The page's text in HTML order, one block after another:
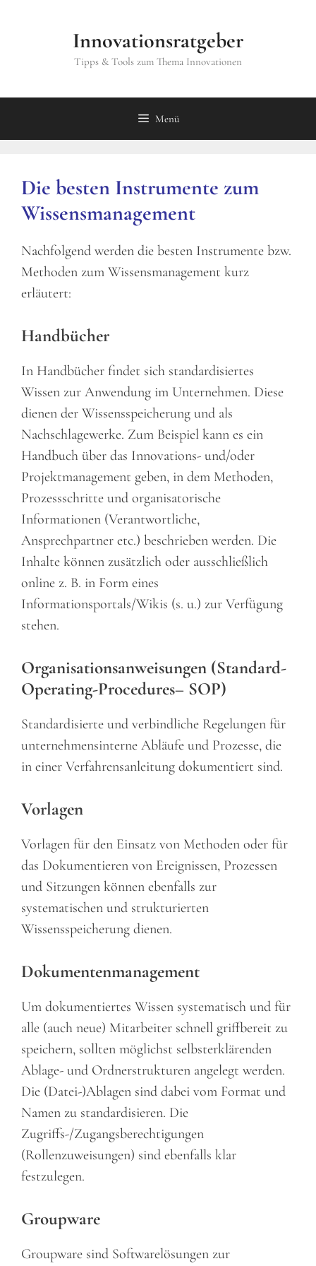
Innovationsratgeber
Tipps & Tools zum Thema Innovationen
Menü
Die besten Instrumente zum
Wissensmanagement
Nachfolgend werden die besten Instrumente bzw.
Methoden zum Wissensmanagement kurz
erläutert:
Handbücher
In Handbücher findet sich standardisiertes
Wissen zur Anwendung im Unternehmen. Diese
dienen der Wissensspeicherung und als
Nachschlagewerke. Zum Beispiel kann es ein
Handbuch über das Innovations- und/oder
Projektmanagement geben, in dem Methoden,
Prozessschritte und organisatorische
Informationen (Verantwortliche,
Ansprechpartner etc.) beschrieben werden. Die
Inhalte können zusätzlich oder ausschließlich
online z. B. in Form eines
Informationsportals/Wikis (s. u.) zur Verfügung
stehen.
Organisationsanweisungen (Standard-
Operating-Procedures– SOP)
Standardisierte und verbindliche Regelungen für
unternehmensinterne Abläufe und Prozesse, die
in einer Verfahrensanleitung dokumentiert sind.
Vorlagen
Vorlagen für den Einsatz von Methoden oder für
das Dokumentieren von Ereignissen, Prozessen
und Sitzungen können ebenfalls zur
systematischen und strukturierten
Wissensspeicherung dienen.
Dokumentenmanagement
Um dokumentiertes Wissen systematisch und für
alle (auch neue) Mitarbeiter schnell griffbereit zu
speichern, sollten möglichst selbsterklärenden
Ablage- und Ordnerstrukturen angelegt werden.
Die (Datei-)Ablagen sind dabei vom Format und
Namen zu standardisieren. Die
Zugriffs-/Zugangsberechtigungen
(Rollenzuweisungen) sind ebenfalls klar
festzulegen.
Groupware
Groupware sind Softwarelösungen zur